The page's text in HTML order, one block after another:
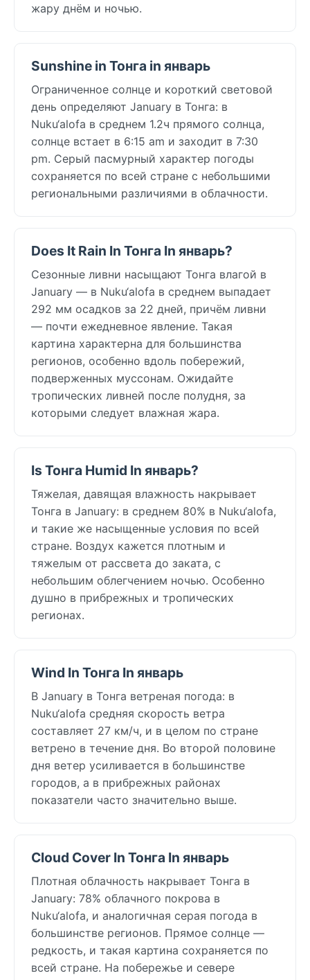
жару днём и ночью.
Sunshine in Тонга in январь
Ограниченное солнце и короткий световой
день определяют January в Тонга: в
Nuku‘alofa в среднем 1.2ч прямого солнца,
солнце встает в 6:15 am и заходит в 7:30
pm. Серый пасмурный характер погоды
сохраняется по всей стране с небольшими
региональными различиями в облачности.
Does It Rain In Тонга In январь?
Сезонные ливни насыщают Тонга влагой в
January — в Nuku‘alofa в среднем выпадает
292 мм осадков за 22 дней, причём ливни
— почти ежедневное явление. Такая
картина характерна для большинства
регионов, особенно вдоль побережий,
подверженных муссонам. Ожидайте
тропических ливней после полудня, за
которыми следует влажная жара.
Is Тонга Humid In январь?
Тяжелая, давящая влажность накрывает
Тонга в January: в среднем 80% в Nuku‘alofa,
и такие же насыщенные условия по всей
стране. Воздух кажется плотным и
тяжелым от рассвета до заката, с
небольшим облегчением ночью. Особенно
душно в прибрежных и тропических
регионах.
Wind In Тонга In январь
В January в Тонга ветреная погода: в
Nuku‘alofa средняя скорость ветра
составляет 27 км/ч, и в целом по стране
ветрено в течение дня. Во второй половине
дня ветер усиливается в большинстве
городов, а в прибрежных районах
показатели часто значительно выше.
Cloud Cover In Тонга In январь
Плотная облачность накрывает Тонга в
January: 78% облачного покрова в
Nuku‘alofa, и аналогичная серая погода в
большинстве регионов. Прямое солнце —
редкость, и такая картина сохраняется по
всей стране. На побережье и севере